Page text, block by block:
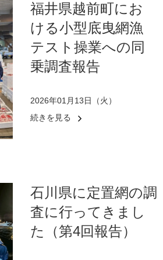
福井県越前町にお
ける小型底曳網漁
テスト操業への同
乗調査報告
2026年01月13日（火）
続きを見る
石川県に定置網の調
査に行ってきまし
た（第4回報告）